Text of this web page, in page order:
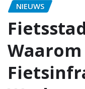
NIEUWS